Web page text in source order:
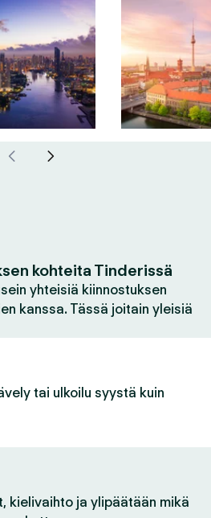
kohteita Tinderissä
yhteisiä kiinnostuksen
kanssa. Tässä joitain yleisiä
tai ulkoilu syystä kuin
kielivaihto ja ylipäätään mikä